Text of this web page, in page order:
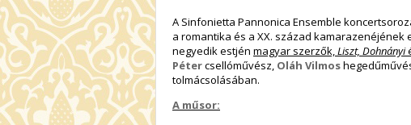
A Sinfonietta Pannonica Ensemble
a romantika és a XX. század
negyedik estjén magyar szerzők,Liszt, Dohnányi
Pétercsellóművész, Oláh Vilmos
tolmácsolásában.
A műsor: